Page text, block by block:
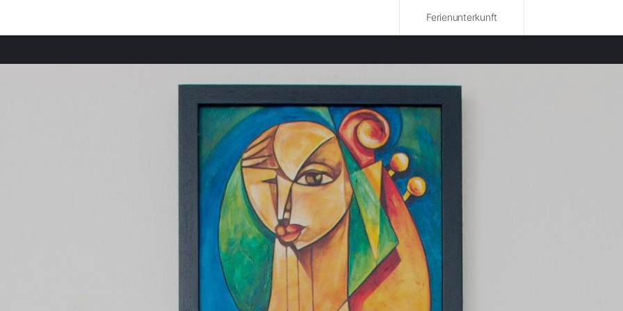
Ferienunterkunft
Ferienwohnungen in Cordes-sur-Ciel
Ferienwohnungen in Saint-Sulpice-la-Pointe
Ferienwohnungen in Aveyron mieten
Ferienwohnungen in Lot mieten
Ferienwohnungen in Haute-Garonne mieten
Ferienwohnungen in Aude mieten
Ferienwohnungen in Larzac mieten
Ferienwohnungen in Hérault mieten
Ferienwohnungen in Languedoc-Roussillon mieten